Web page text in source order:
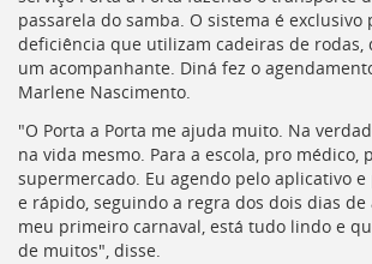
a
listagem
de
notícias
[]
Ir
para
o
conteúdo
desta
passarela do samba. O sistema é exclusivo
deficiência que utilizam cadeiras de rodas,
um acompanhante. Diná fez o
Marlene Nascimento.
"O Porta a Porta me ajuda muito. Na
na vida mesmo. Para a escola, pro médico,
supermercado. Eu agendo pelo aplicativo e
e rápido, seguindo a regra dos dois dias de
meu primeiro carnaval, está tudo lindo e
de muitos", disse.